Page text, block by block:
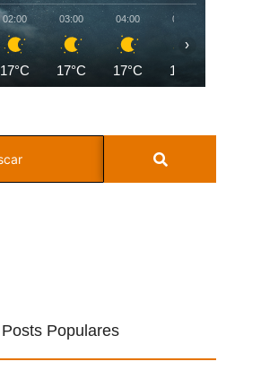
02:00
17°C
03:00
17°C
04:00
17°C
05:00
17°C
›
Posts Populares